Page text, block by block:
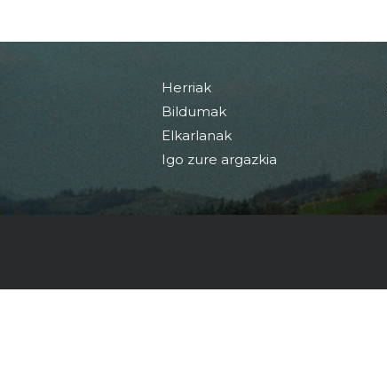
Herriak
Bildumak
Elkarlanak
Igo zure argazkia